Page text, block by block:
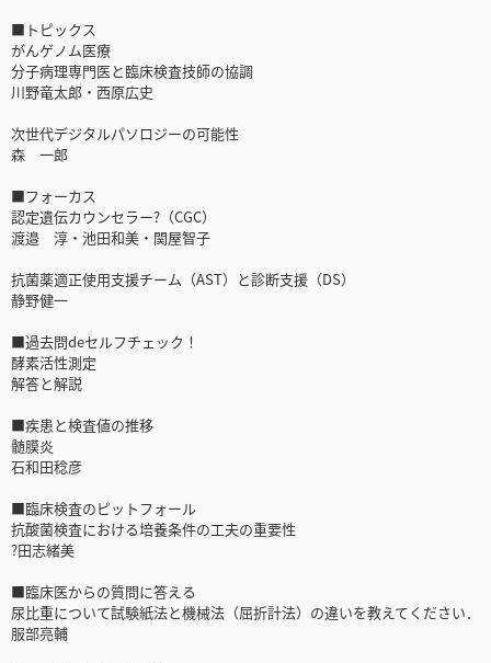
■トピックス
がんゲノム医療
分子病理専門医と臨床検査技師の協調
川野竜太郎・西原広史
次世代デジタルパソロジーの可能性
森 一郎
■フォーカス
認定遺伝カウンセラー?（CGC）
渡邉 淳・池田和美・関屋智子
抗菌薬適正使用支援チーム（AST）と診断支援（DS）
静野健一
■過去問deセルフチェック！
酵素活性測定
解答と解説
■疾患と検査値の推移
髄膜炎
石和田稔彦
■臨床検査のピットフォール
抗酸菌検査における培養条件の工夫の重要性
?田志緒美
■臨床医からの質問に答える
尿比重について試験紙法と機械法（屈折計法）の違いを教えてください．
服部亮輔